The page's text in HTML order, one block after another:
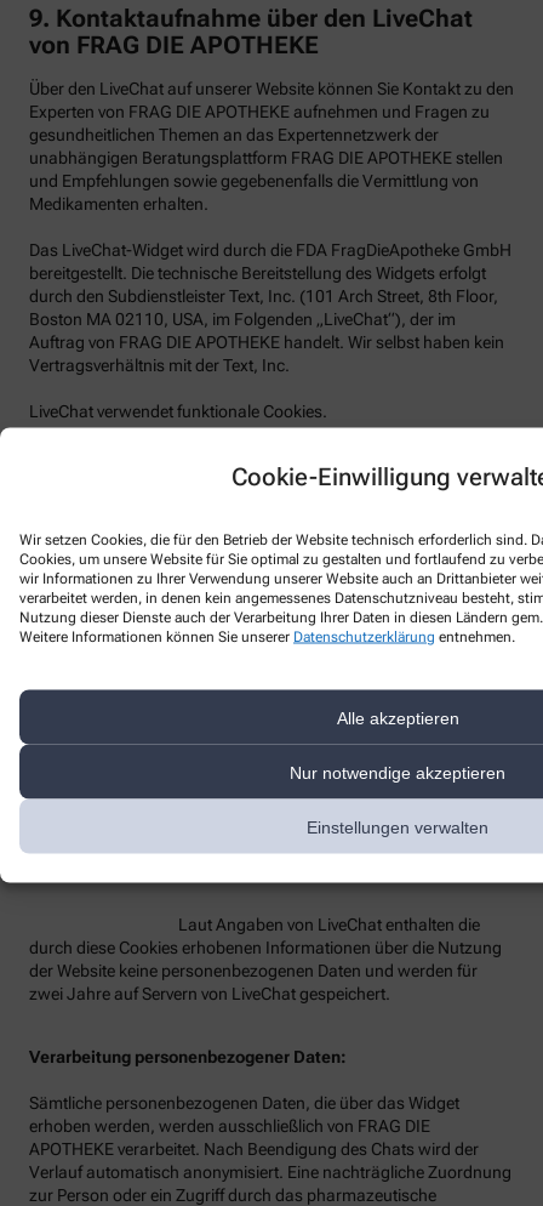
Cookie-Einwilligung
Wir setzen Cookies, die für den Betrieb der Website technisch erforderlich sind.
Cookies, um unsere Website für Sie optimal zu gestalten und fortlaufend zu
wir Informationen zu Ihrer Verwendung unserer Website auch an Drittanbieter
verarbeitet werden, in denen kein angemessenes Datenschutzniveau besteht,
Nutzung dieser Dienste auch der Verarbeitung Ihrer Daten in diesen Ländern
Weitere Informationen können Sie unserer Datenschutzerklärung entnehmen.
Alle akzeptieren
Nur notwendige akzeptieren
Einstellungen verwalten
9. Kontaktaufnahme über den LiveChat
von FRAG DIE APOTHEKE
Über den LiveChat auf unserer Website können Sie Kontakt zu den
Experten von FRAG DIE APOTHEKE aufnehmen und Fragen zu
gesundheitlichen Themen an das Expertennetzwerk der
unabhängigen Beratungsplattform FRAG DIE APOTHEKE stellen
und Empfehlungen sowie gegebenenfalls die Vermittlung von
Medikamenten erhalten.
Das LiveChat-Widget wird durch die FDA FragDieApotheke GmbH
bereitgestellt. Die technische Bereitstellung des Widgets erfolgt
durch den Subdienstleister Text, Inc. (101 Arch Street, 8th Floor,
Boston MA 02110, USA, im Folgenden „LiveChat“), der im
Auftrag von FRAG DIE APOTHEKE handelt. Wir selbst haben kein
Vertragsverhältnis mit der Text, Inc.
LiveChat verwendet funktionale Cookies.
Laufzeit
lc_cid Customer ID LiveChat 2 Jahre
lc_cst
Customer
Secure Token
LiveChat 2 Jahre
Technisches
Hilfs-Cookie,
Redirect die
Anmeldung
(z.B. bei Single
Partnerportale)
LiveChat 2 Jahre
Laut Angaben von LiveChat enthalten die
durch diese Cookies erhobenen Informationen über die Nutzung
der Website keine personenbezogenen Daten und werden für
zwei Jahre auf Servern von LiveChat gespeichert.
Verarbeitung personenbezogener Daten:
Sämtliche personenbezogenen Daten, die über das Widget
erhoben werden, werden ausschließlich von FRAG DIE
APOTHEKE verarbeitet. Nach Beendigung des Chats wird der
Verlauf automatisch anonymisiert. Eine nachträgliche Zuordnung
zur Person oder ein Zugriff durch das pharmazeutische